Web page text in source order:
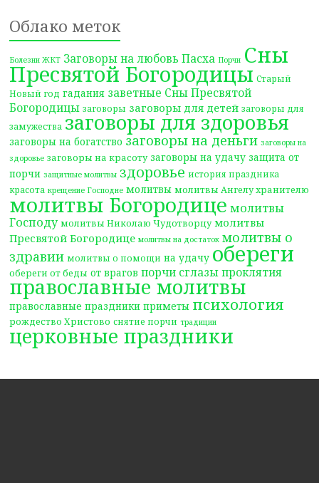
Облако меток
Болезни ЖКТ Заговоры на любовь Пасха Порчи Сны
Пресвятой Богородицы Старый
Новый год гадания заветные Сны Пресвятой
Богородицы заговоры заговоры для детей заговоры для
замужества заговоры для здоровья
заговоры на богатство заговоры на деньги заговоры на
здоровье заговоры на красоту заговоры на удачу защита от
порчи защитные молитвы здоровье история праздника
красота крещение Господне молитвы молитвы Ангелу хранителю
молитвы Богородице молитвы
Господу молитвы Николаю Чудотворцу молитвы
Пресвятой Богородице молитвы на достаток молитвы о
здравии молитвы о помощи на удачу обереги
обереги от беды от врагов порчи сглазы проклятия
православные молитвы
православные праздники приметы психология
рождество Христово снятие порчи традиции
церковные праздники